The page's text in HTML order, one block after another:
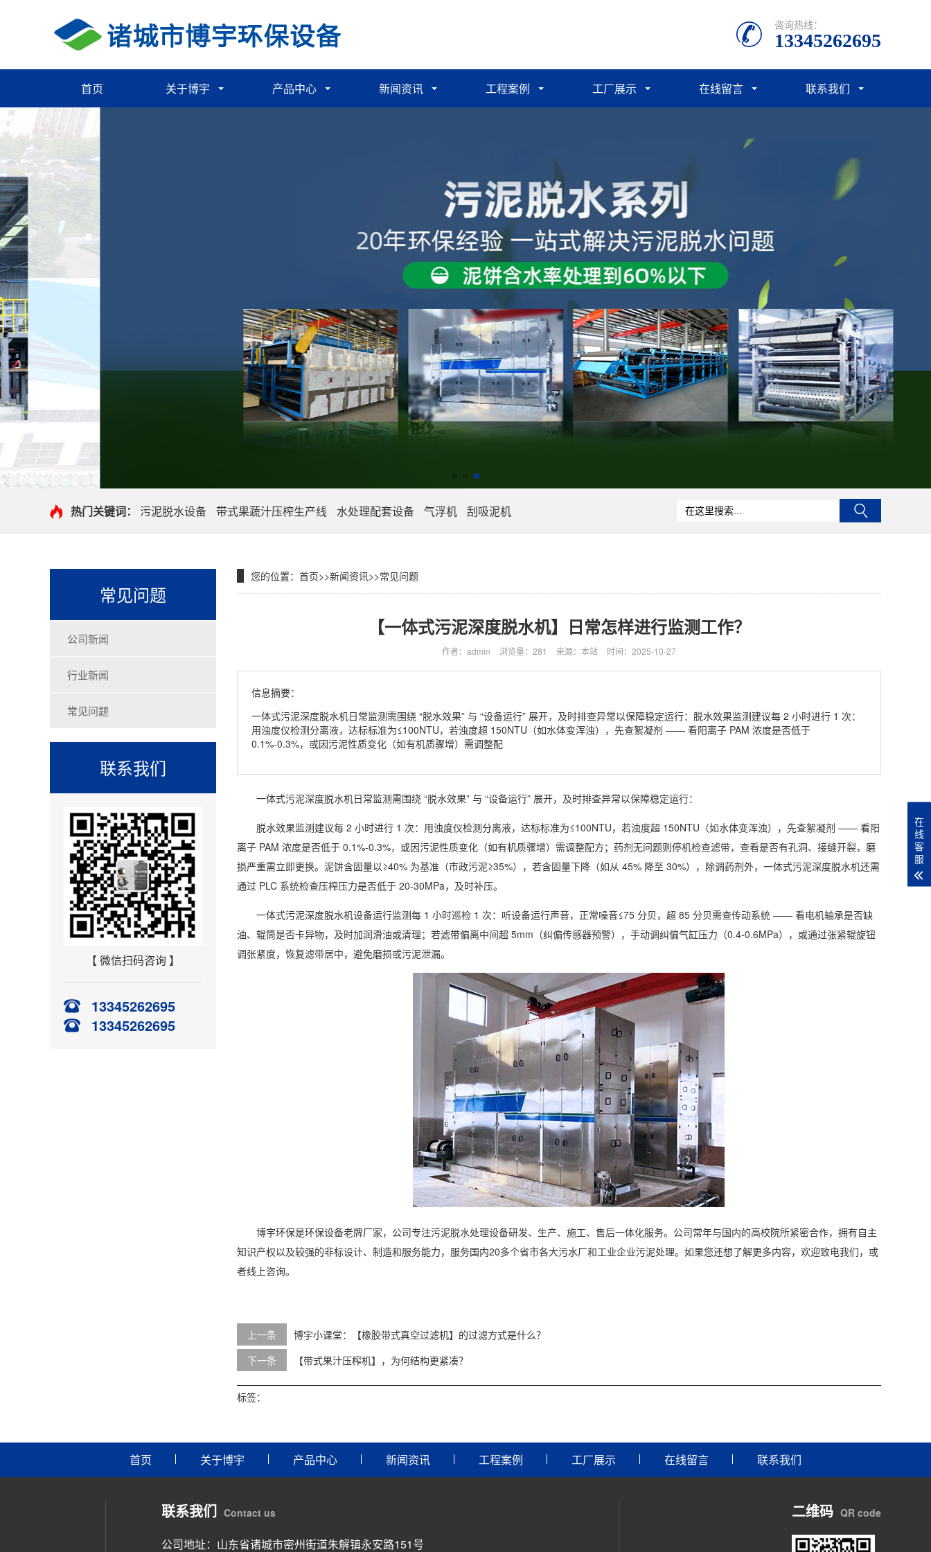
咨询热线：
13345262695
首页 关于博宇 产品中心 新闻资讯 工程案例 工厂展示 在线留言 联系我们
热门关键词： 污泥脱水设备 带式果蔬汁压榨生产线 水处理配套设备 气浮机 刮吸泥机
常见问题
公司新闻
行业新闻
常见问题
联系我们
【 微信扫码咨询 】
13345262695
13345262695
您的位置： 首页>>新闻资讯>>常见问题
【一体式污泥深度脱水机】日常怎样进行监测工作？
作者：admin 浏览量：281 来源：本站 时间：2025-10-27
信息摘要：
一体式污泥深度脱水机日常监测需围绕 “脱水效果” 与 “设备运行” 展开，及时排查异常以保障稳定运行：脱水效果监测建议每 2 小时进行 1 次：
用浊度仪检测分离液，达标标准为≤100NTU，若浊度超 150NTU（如水体变浑浊），先查絮凝剂 —— 看阳离子 PAM 浓度是否低于
0.1%-0.3%，或因污泥性质变化（如有机质骤增）需调整配
一体式污泥深度脱水机日常监测需围绕 “脱水效果” 与 “设备运行” 展开，及时排查异常以保障稳定运行：
脱水效果监测建议每 2 小时进行 1 次：用浊度仪检测分离液，达标标准为≤100NTU，若浊度超 150NTU（如水体变浑浊），先查絮凝剂 —— 看阳
离子 PAM 浓度是否低于 0.1%-0.3%，或因污泥性质变化（如有机质骤增）需调整配方；药剂无问题则停机检查滤带，查看是否有孔洞、接缝开裂，磨
损严重需立即更换。泥饼含固量以≥40% 为基准（市政污泥≥35%），若含固量下降（如从 45% 降至 30%），除调药剂外， 一体式污泥深度脱水机还需
通过 PLC 系统检查压榨压力是否低于 20-30MPa，及时补压。
一体式污泥深度脱水机设备运行监测每 1 小时巡检 1 次：听设备运行声音，正常噪音≤75 分贝，超 85 分贝需查传动系统 —— 看电机轴承是否缺
油、辊筒是否卡异物，及时加润滑油或清理；若滤带偏离中间超 5mm（纠偏传感器预警），手动调纠偏气缸压力（0.4-0.6MPa），或通过张紧辊旋钮
调张紧度，恢复滤带居中，避免磨损或污泥泄漏。
博宇环保是环保设备老牌厂家，公司专注污泥脱水处理设备研发、生产、施工、售后一体化服务。公司常年与国内的高校院所紧密合作，拥有自主
知识产权以及较强的非标设计、制造和服务能力，服务国内20多个省市各大污水厂和工业企业污泥处理。如果您还想了解更多内容，欢迎致电我们，或
者线上咨询。
上一条
博宇小课堂：【橡胶带式真空过滤机】的过滤方式是什么？
下一条
【带式果汁压榨机】，为何结构更紧凑？
标签：
首页 关于博宇 产品中心 新闻资讯 工程案例 工厂展示 在线留言 联系我们
联系我们 Contact us
公司地址：山东省诸城市密州街道朱解镇永安路151号
二维码 QR code
在
线
客
服